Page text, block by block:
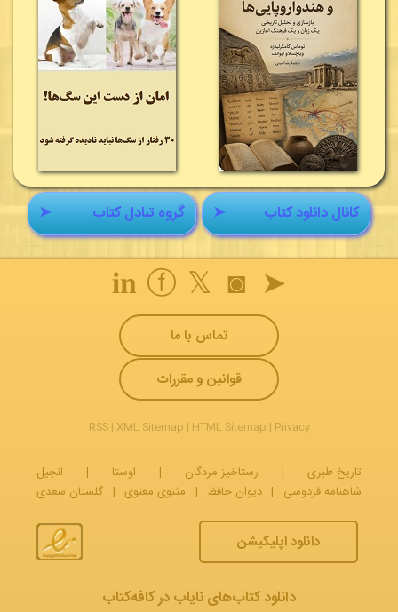
➤ گروه تبادل کتاب ➤ کانال دانلود کتاب
➤
◙
𝕏
ⓕ
𝐢𝐧
تماس با ما
قوانین و مقررات
RSS| XML Sitemap | HTML Sitemap | Privacy
تاریخ طبری | رستاخیز مردگان | اوستا |
انجیل
شاهنامه فردوسی | دیوان حافظ | مثنوی معنوی | گلستان سعدی
دانلود اپلیکیشن
دانلود کتاب‌های نایاب در کافه‌کتاب